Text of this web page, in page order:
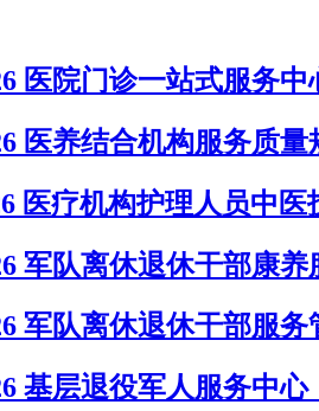
医院门诊一站式服务
医养结合机构服务质量
医疗机构护理人员中
军队离休退休干部康养
军队离休退休干部服务
基层退役军人服务中